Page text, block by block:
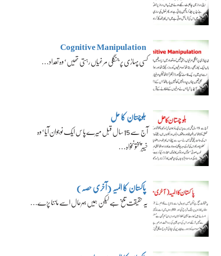
Cognitive Manipulation
کسی پہاڑی پر جنگلی مرغیاں رہتی تھیں‘ وہ تعداد…
بلوچستان کا حل
آج سے 15 سال قبل میرے پاس ایک نوجوان آیا‘ وہ
خیبرپختونخواہ…
پاکستان کا المیہ (آخری حصہ)
یہ حقیقت تلخ ہے لیکن ہمیں بہرحال اسے ماننا پڑے…